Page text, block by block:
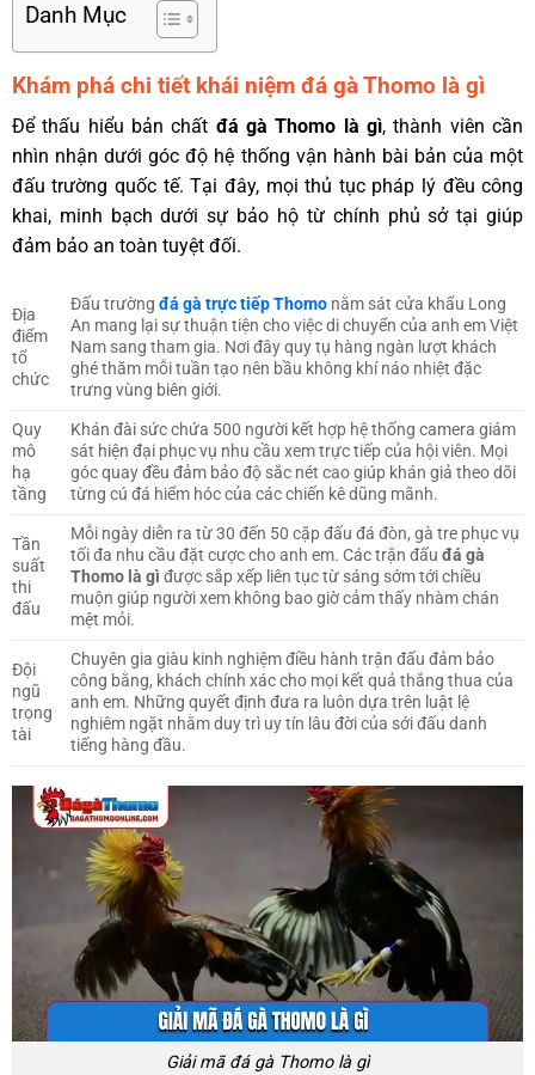
Danh Mục
Khám phá chi tiết khái niệm đá gà Thomo là gì
Để thấu hiểu bản chất đá gà Thomo là gì, thành viên cần
nhìn nhận dưới góc độ hệ thống vận hành bài bản của một
đấu trường quốc tế. Tại đây, mọi thủ tục pháp lý đều công
khai, minh bạch dưới sự bảo hộ từ chính phủ sở tại giúp
đảm bảo an toàn tuyệt đối.
Địa
điểm
tổ
chức
Đấu trường đá gà trực tiếp Thomo nằm sát cửa khẩu Long
An mang lại sự thuận tiện cho việc di chuyển của anh em Việt
Nam sang tham gia. Nơi đây quy tụ hàng ngàn lượt khách
ghé thăm mỗi tuần tạo nên bầu không khí náo nhiệt đặc
trưng vùng biên giới.
Quy
mô
hạ
tầng
Khán đài sức chứa 500 người kết hợp hệ thống camera giám
sát hiện đại phục vụ nhu cầu xem trực tiếp của hội viên. Mọi
góc quay đều đảm bảo độ sắc nét cao giúp khán giả theo dõi
từng cú đá hiểm hóc của các chiến kê dũng mãnh.
Tần
suất
thi
đấu
Mỗi ngày diễn ra từ 30 đến 50 cặp đấu đá đòn, gà tre phục vụ
tối đa nhu cầu đặt cược cho anh em. Các trận đấu đá gà
Thomo là gì được sắp xếp liên tục từ sáng sớm tới chiều
muộn giúp người xem không bao giờ cảm thấy nhàm chán
mệt mỏi.
Đội
ngũ
trọng
tài
Chuyên gia giàu kinh nghiệm điều hành trận đấu đảm bảo
công bằng, khách chính xác cho mọi kết quả thắng thua của
anh em. Những quyết định đưa ra luôn dựa trên luật lệ
nghiêm ngặt nhằm duy trì uy tín lâu đời của sới đấu danh
tiếng hàng đầu.
Giải mã đá gà Thomo là gì